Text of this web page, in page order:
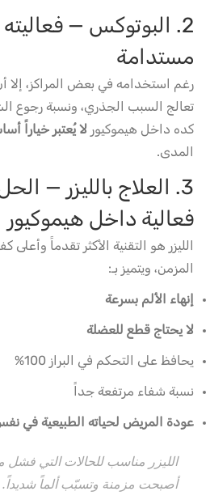
2. البوتوكس —
مستدامة
رغم استخدامه في بعض المراكز، إلا
تعالج السبب الجذري، ونسبة رجوع
كده داخل هيموكيور لا يُعتبر خياراً
المدى.
3. العلاج بالليزر —
فعالية داخل هيموكيور
الليزر هو التقنية الأكثر تقدماً
المزمن، ويتميز بـ:
إنهاء الألم بسرعة
لا يحتاج قطع للعضلة
يحافظ على التحكم في البراز 100%
نسبة شفاء مرتفعة جداً
عودة المريض لحياته الطبيعية في
الليزر مناسب للحالات التي فشل
أصبحت مزمنة وتسبّب ألماً شديداً.